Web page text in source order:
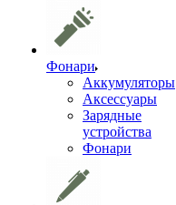
Фонари
Аккумуляторы
Аксессуары
Зарядные
устройства
Фонари